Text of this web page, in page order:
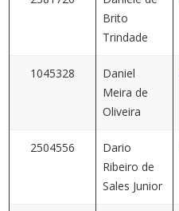
Brito
Trindade
1045328
Daniel
Meira de
Oliveira
2504556
Dario
Ribeiro de
Sales Junior